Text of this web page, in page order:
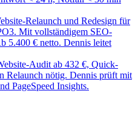
Relaunch und Redesign für
Mit vollständigem SEO-
5.400 € netto. Dennis leitet
Audit ab 432 €, Quick-
Relaunch nötig. Dennis prüft mit
PageSpeed Insights.